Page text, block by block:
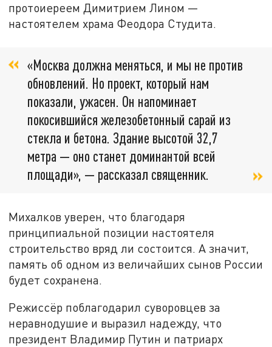
протоиереем Димитрием Лином —
настоятелем храма Феодора Студита.
«Москва должна меняться, и мы не против
обновлений. Но проект, который нам
показали, ужасен. Он напоминает
покосившийся железобетонный сарай из
стекла и бетона. Здание высотой 32,7
метра — оно станет доминантой всей
площади», — рассказал священник.
Михалков уверен, что благодаря
принципиальной позиции настоятеля
строительство вряд ли состоится. А значит,
память об одном из величайших сынов России
будет сохранена.
Режиссёр поблагодарил суворовцев за
неравнодушие и выразил надежду, что
президент Владимир Путин и патриарх